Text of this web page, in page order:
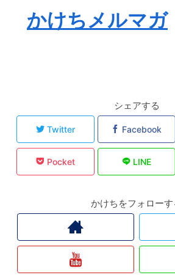
かけちメルマガ
シェアする
Twitter Facebook
Pocket LINE
かけちをフォローす